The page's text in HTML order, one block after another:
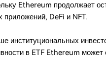
Ethereum продолжает
приложений, DeFi и NFT.
институциональных
в ETF Ethereum